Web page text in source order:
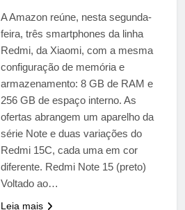
A Amazon reúne, nesta segunda-
feira, três smartphones da linha
Redmi, da Xiaomi, com a mesma
configuração de memória e
armazenamento: 8 GB de RAM e
256 GB de espaço interno. As
ofertas abrangem um aparelho da
série Note e duas variações do
Redmi 15C, cada uma em cor
diferente. Redmi Note 15 (preto)
Voltado ao…
Leia mais